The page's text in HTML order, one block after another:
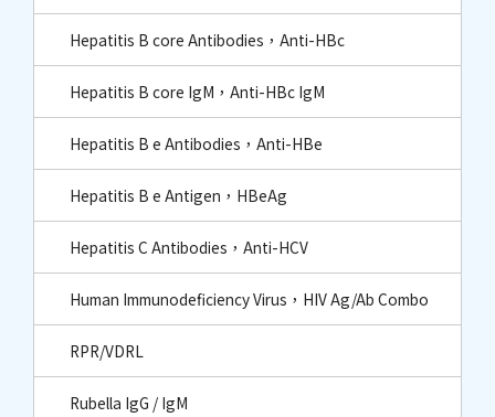
Hepatitis B core Antibodies，Anti-HBc​
Hepatitis B core IgM，Anti-HBc IgM​
Hepatitis B e Antibodies，Anti-HBe
Hepatitis B e Antigen，HBeAg
Hepatitis C Antibodies，Anti-HCV
Human Immunodeficiency Virus，HIV Ag/Ab Combo
RPR/VDRL
Rubella IgG / IgM